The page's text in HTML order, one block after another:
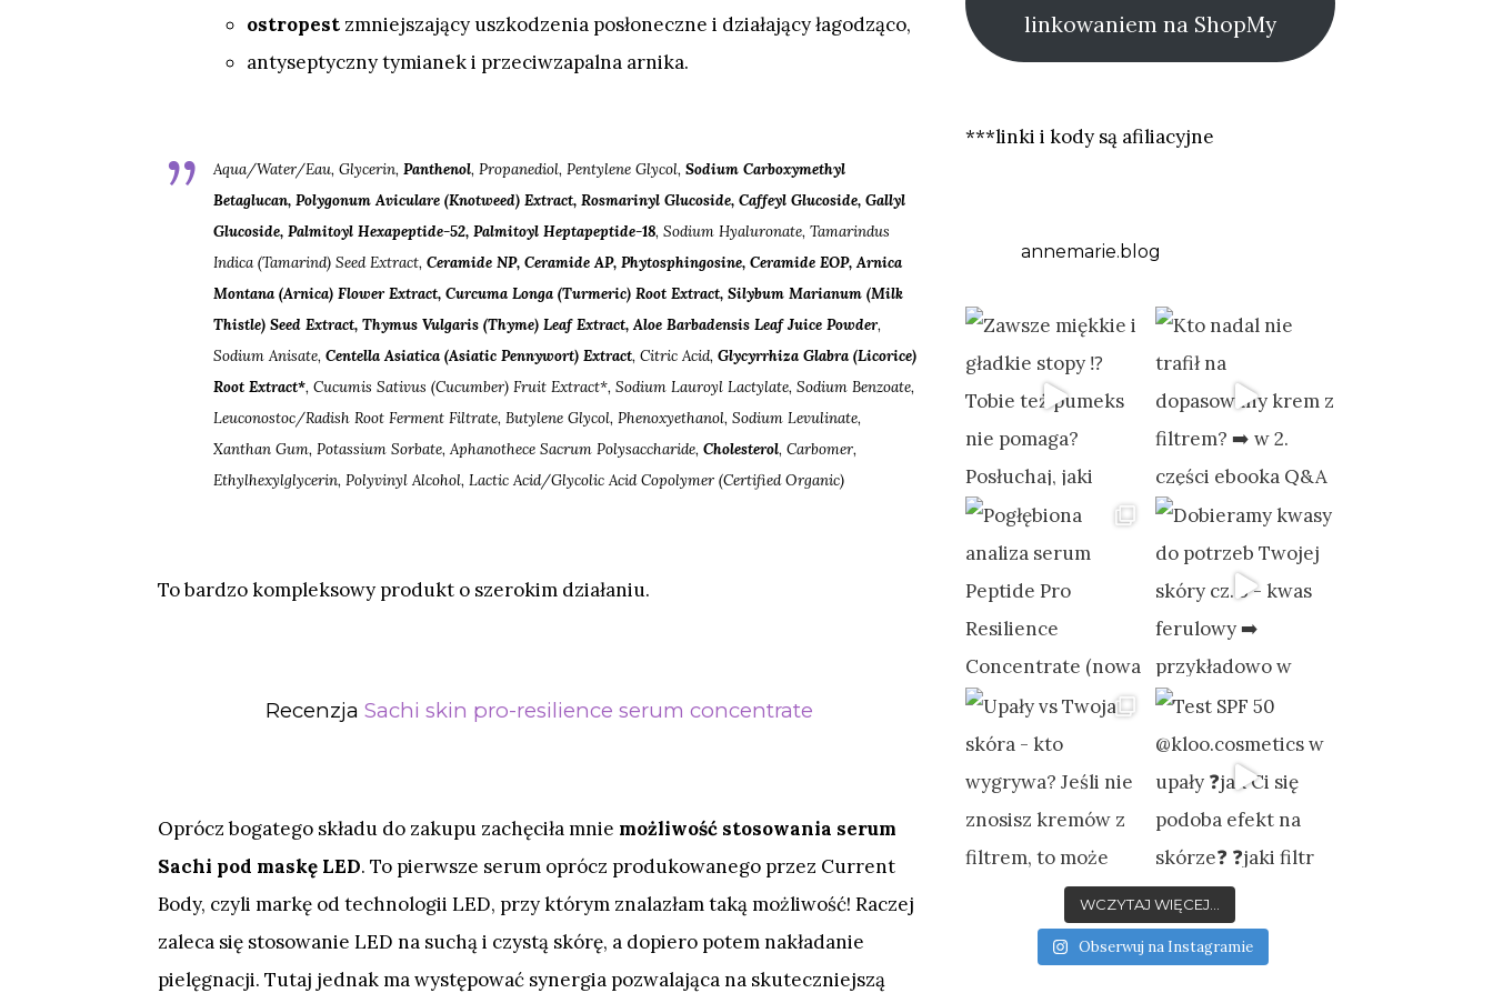
ostropest zmniejszający uszkodzenia posłoneczne i działający łagodząco,
antyseptyczny tymianek i przeciwzapalna arnika.
Aqua/​Water/​Eau, Glycerin, Panthenol, Propanediol, Pentylene Glycol, Sodium Carboxymethyl
Betaglucan, Polygonum Aviculare (Knotweed) Extract, Rosmarinyl Glucoside, Caffeyl Glucoside, Gallyl
Glucoside, Palmitoyl Hexapeptide-52, Palmitoyl Heptapeptide-18, Sodium Hyaluronate, Tamarindus
Indica (Tamarind) Seed Extract, Ceramide NP, Ceramide AP, Phytosphingosine, Ceramide EOP, Arnica
Montana (Arnica) Flower Extract, Curcuma Longa (Turmeric) Root Extract, Silybum Marianum (Milk
Thistle) Seed Extract, Thymus Vulgaris (Thyme) Leaf Extract, Aloe Barbadensis Leaf Juice Powder,
Sodium Anisate, Centella Asiatica (Asiatic Pennywort) Extract, Citric Acid, Glycyrrhiza Glabra (Licorice)
Root Extract*, Cucumis Sativus (Cucumber) Fruit Extract*, Sodium Lauroyl Lactylate, Sodium Benzoate,
Leuconostoc/​Radish Root Ferment Filtrate, Butylene Glycol, Phenoxyethanol, Sodium Levulinate,
Xanthan Gum, Potassium Sorbate, Aphanothece Sacrum Polysaccharide, Cholesterol, Carbomer,
Ethylhexylglycerin, Polyvinyl Alcohol, Lactic Acid/​Glycolic Acid Copolymer (Certified Organic)
To bardzo kompleksowy produkt o szerokim działaniu.
Recenzja Sachi skin pro-resilience serum concentrate
Oprócz bogatego składu do zakupu zachęciła mnie możliwość stosowania serum
Sachi pod maskę LED. To pierwsze serum oprócz produkowanego przez Current
Body, czyli markę od technologii LED, przy którym znalazłam taką możliwość! Raczej
zaleca się stosowanie LED na suchą i czystą skórę, a dopiero potem nakładanie
pielęgnacji. Tutaj jednak ma występować synergia pozwalająca na skuteczniejszą
linkowaniem na ShopMy
***linki i kody są afiliacyjne
annemarie.blog
WCZYTAJ WIĘCEJ...
Obserwuj na Instagramie